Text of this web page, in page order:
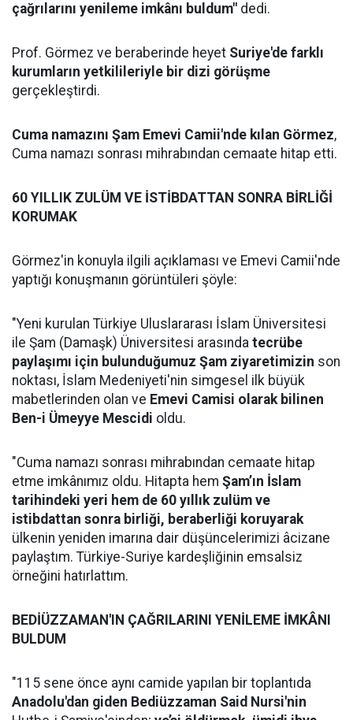
çağrılarını yenileme imkânı buldum" dedi.
Prof. Görmez ve beraberinde heyet Suriye'de farklı
kurumların yetkilileriyle bir dizi görüşme
gerçekleştirdi.
Cuma namazını Şam Emevi Camii'nde kılan Görmez,
Cuma namazı sonrası mihrabından cemaate hitap etti.
60 YILLIK ZULÜM VE İSTİBDATTAN SONRA BİRLİĞİ
KORUMAK
Görmez'in konuyla ilgili açıklaması ve Emevi Camii'nde
yaptığı konuşmanın görüntüleri şöyle:
"Yeni kurulan Türkiye Uluslararası İslam Üniversitesi
ile Şam (Damaşk) Üniversitesi arasında tecrübe
paylaşımı için bulunduğumuz Şam ziyaretimizin son
noktası, İslam Medeniyeti'nin simgesel ilk büyük
mabetlerinden olan ve Emevi Camisi olarak bilinen
Ben-i Ümeyye Mescidi oldu.
"Cuma namazı sonrası mihrabından cemaate hitap
etme imkânımız oldu. Hitapta hem Şam’ın İslam
tarihindeki yeri hem de 60 yıllık zulüm ve
istibdattan sonra birliği, beraberliği koruyarak
ülkenin yeniden imarına dair düşüncelerimizi âcizane
paylaştım. Türkiye-Suriye kardeşliğinin emsalsiz
örneğini hatırlattım.
BEDİÜZZAMAN'IN ÇAĞRILARINI YENİLEME İMKÂNI
BULDUM
"115 sene önce aynı camide yapılan bir toplantıda
Anadolu'dan giden Bediüzzaman Said Nursi'nin